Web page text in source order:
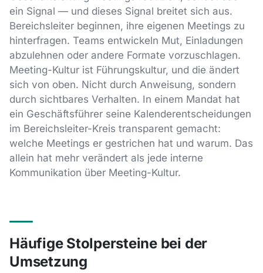
ein Signal — und dieses Signal breitet sich aus.
Bereichsleiter beginnen, ihre eigenen Meetings zu
hinterfragen. Teams entwickeln Mut, Einladungen
abzulehnen oder andere Formate vorzuschlagen.
Meeting-Kultur ist Führungskultur, und die ändert
sich von oben. Nicht durch Anweisung, sondern
durch sichtbares Verhalten. In einem Mandat hat
ein Geschäftsführer seine Kalenderentscheidungen
im Bereichsleiter-Kreis transparent gemacht:
welche Meetings er gestrichen hat und warum. Das
allein hat mehr verändert als jede interne
Kommunikation über Meeting-Kultur.
Häufige Stolpersteine bei der
Umsetzung